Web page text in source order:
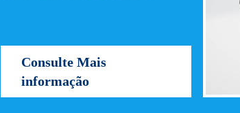
Consulte Mais
informação